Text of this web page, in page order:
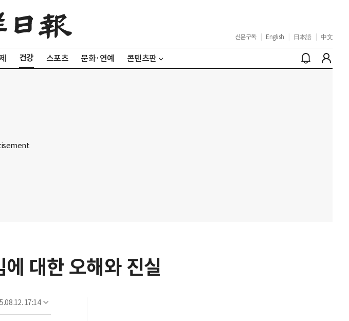
신문구독 English 日本語 中文
건강 스포츠 문화·연예 콘텐츠판
대한 오해와 진실
17:14